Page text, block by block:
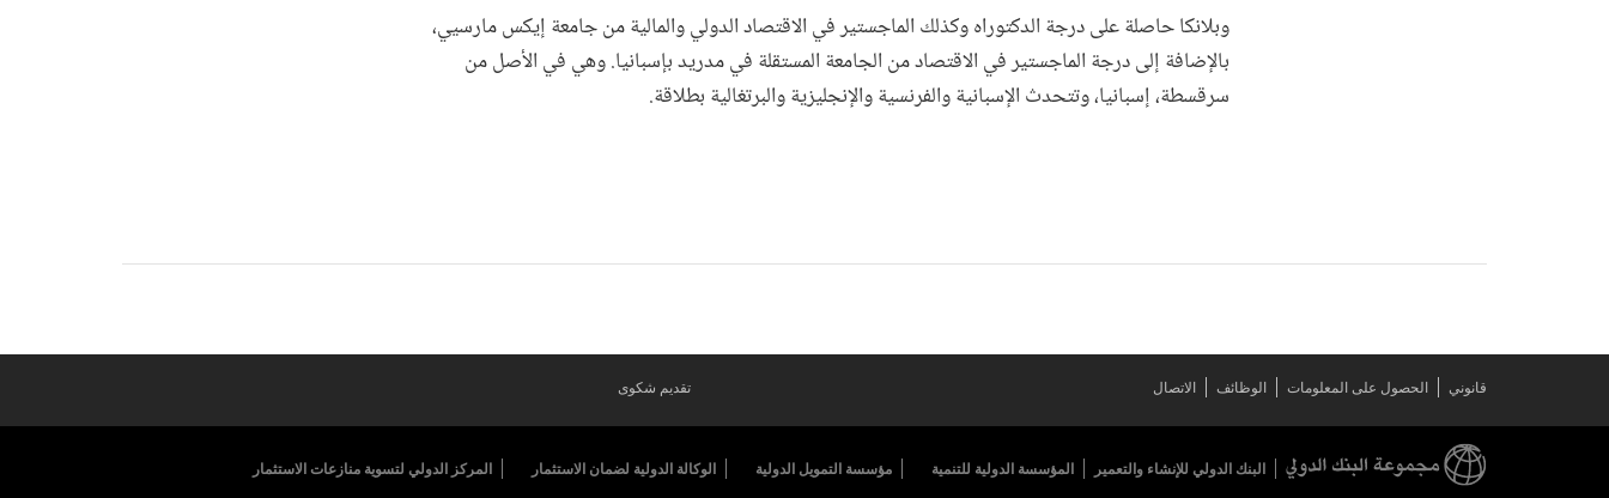
وبلانكا حاصلة على درجة الدكتوراه وكذلك الماجستير في الاقتصاد الدولي والمالية من جامعة إيكس مارسيي،
بالإضافة إلى درجة الماجستير في الاقتصاد من الجامعة المستقلة في مدريد بإسبانيا. وهي في الأصل من
سرقسطة، إسبانيا، وتتحدث الإسبانية والفرنسية والإنجليزية والبرتغالية بطلاقة.
قانوني الحصول على المعلومات الوظائف الاتصال تقديم شكوى
البنك الدولي للإنشاء والتعمير المؤسسة الدولية للتنمية مؤسسة التمويل الدولية الوكالة الدولية لضمان الاستثمار
المركز الدولي لتسوية منازعات الاستثمار